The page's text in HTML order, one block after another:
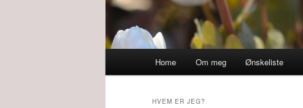
Home Om meg Ønskeliste
HVEM ER JEG?